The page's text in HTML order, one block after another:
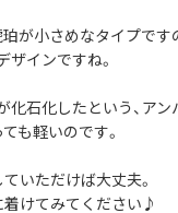
が小さめなタイプです
インですね。
石化したという、アン
も軽いのです。
いただけば大丈夫。
着けてみてください♪